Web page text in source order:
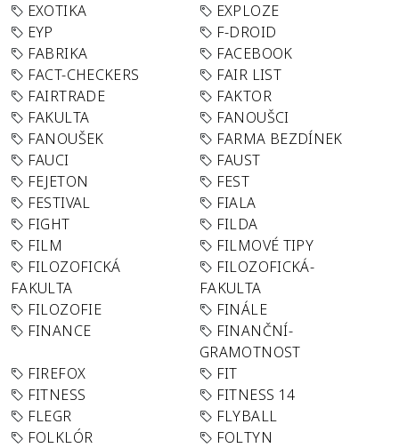
EXOTIKA
EXPLOZE
EYP
F-DROID
FABRIKA
FACEBOOK
FACT-CHECKERS
FAIR LIST
FAIRTRADE
FAKTOR
FAKULTA
FANOUŠCI
FANOUŠEK
FARMA BEZDÍNEK
FAUCI
FAUST
FEJETON
FEST
FESTIVAL
FIALA
FIGHT
FILDA
FILM
FILMOVÉ TIPY
FILOZOFICKÁ
FAKULTA
FILOZOFICKÁ-
FAKULTA
FILOZOFIE
FINÁLE
FINANCE
FINANČNÍ-
GRAMOTNOST
FIREFOX
FIT
FITNESS
FITNESS 14
FLEGR
FLYBALL
FOLKLÓR
FOLTYN